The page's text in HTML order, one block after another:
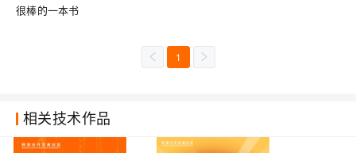
很棒的一本书
1
相关技术作品